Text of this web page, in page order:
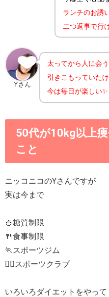
ランチのお誘
二つ返事で行
Yさん
太ってから人に会
引きこもっていたけ
今は毎日が楽しい✨
50代が10kg以上
こと
ニッコニコのYさんですが
実は今まで
🍚糖質制限
🍴食事制限
🏃スポーツジム
🏋️‍♂️スポーツクラブ
いろいろダイエットをやって